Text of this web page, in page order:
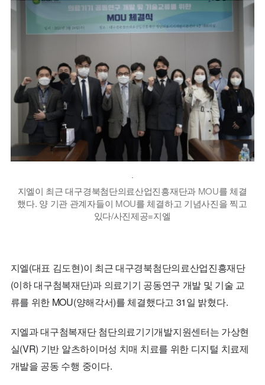
지엘이 최근 대구경북첨단의료산업진흥재단과 MOU를 체결
했다. 양 기관 관계자들이 MOU를 체결하고 기념사진을 찍고
있다/사진제공=지엘
지엘(대표 김도현)이 최근 대구경북첨단의료산업진흥재단
(이하 대구첨복재단)과 의료기기 공동연구 개발 및 기술 교
류를 위한 MOU(양해각서)를 체결했다고 31일 밝혔다.
지엘과 대구첨복재단 첨단의료기기개발지원센터는 가상현
실(VR) 기반 알츠하이머성 치매 치료를 위한 디지털 치료제
개발을 공동 수행 중이다.